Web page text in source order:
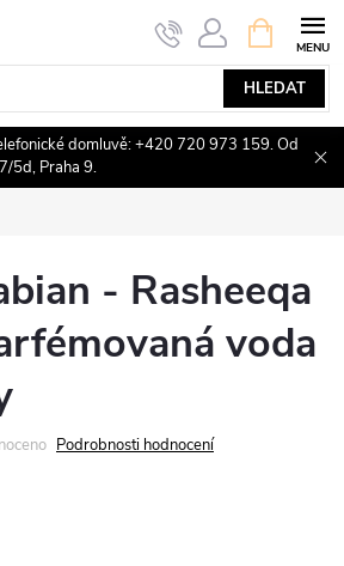
HLEDAT
NÁKUPNÍ
KOŠÍK
domluvě: +420 720 973 159. Od
5d, Praha 9.
- Rasheeqa
voda
Podrobnosti hodnocení